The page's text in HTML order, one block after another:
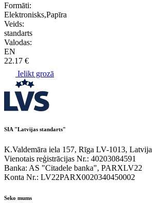
Formāti:
Elektronisks,Papīra
Veids:
standarts
Valodas:
EN
22.17 €
Ielikt grozā
SIA "Latvijas standarts"
K.Valdemāra iela 157, Rīga LV-1013, Latvija
Vienotais reģistrācijas Nr.: 40203084591
Banka: AS "Citadele banka", PARXLV22
Konta Nr.: LV22PARX0020340450002
Seko mums